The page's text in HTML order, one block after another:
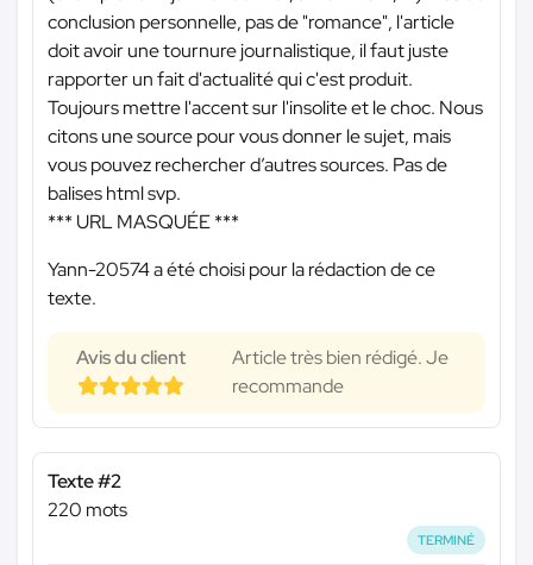
conclusion personnelle, pas de "romance", l'article
doit avoir une tournure journalistique, il faut juste
rapporter un fait d'actualité qui c'est produit.
Toujours mettre l'accent sur l'insolite et le choc. Nous
citons une source pour vous donner le sujet, mais
vous pouvez rechercher d’autres sources. Pas de
balises html svp.
*** URL MASQUÉE ***
Yann-20574 a été choisi pour la rédaction de ce
texte.
Avis du client
Article très bien rédigé. Je
recommande
Texte #2
220 mots
TERMINÉ